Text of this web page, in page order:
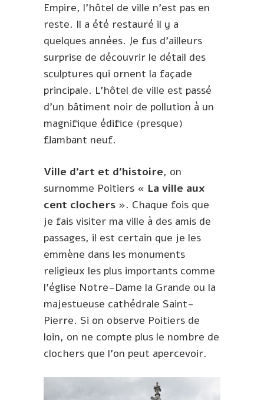
Empire, l’hôtel de ville n’est pas en
reste. Il a été restauré il y a
quelques années. Je fus d’ailleurs
surprise de découvrir le détail des
sculptures qui ornent la façade
principale. L’hôtel de ville est passé
d’un bâtiment noir de pollution à un
magnifique édifice (presque)
flambant neuf.
Ville d’art et d’histoire, on
surnomme Poitiers « La ville aux
cent clochers ». Chaque fois que
je fais visiter ma ville à des amis de
passages, il est certain que je les
emmène dans les monuments
religieux les plus importants comme
l’église Notre-Dame la Grande ou la
majestueuse cathédrale Saint-
Pierre. Si on observe Poitiers de
loin, on ne compte plus le nombre de
clochers que l’on peut apercevoir.